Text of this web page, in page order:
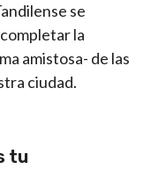
se
la
amistosa- de las
ciudad.
tu